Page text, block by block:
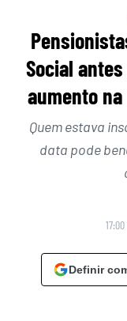
Social
aumento
Quem estava
data pode
Definir